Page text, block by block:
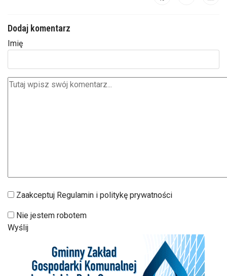
Dodaj komentarz
Imię
Zaakceptuj Regulamin i politykę prywatności
Nie jestem robotem
Wyślij